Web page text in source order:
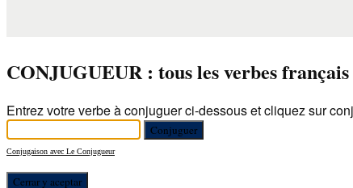
CONJUGUEUR : tous les verbes français
Entrez votre verbe à conjuguer ci-dessous et cliquez sur
Conjugaison avec Le Conjugueur